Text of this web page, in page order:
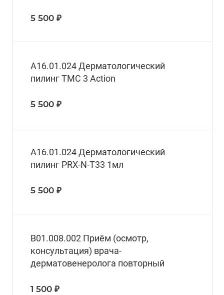
5 500 ₽
A16.01.024 Дерматологический
пилинг TMC 3 Action
5 500 ₽
A16.01.024 Дерматологический
пилинг PRX-N-T33 1мл
5 500 ₽
B01.008.002 Приём (осмотр,
консультация) врача-
дерматовенеролога повторный
1 500 ₽